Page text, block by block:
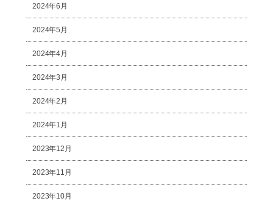
2024年6月
2024年5月
2024年4月
2024年3月
2024年2月
2024年1月
2023年12月
2023年11月
2023年10月